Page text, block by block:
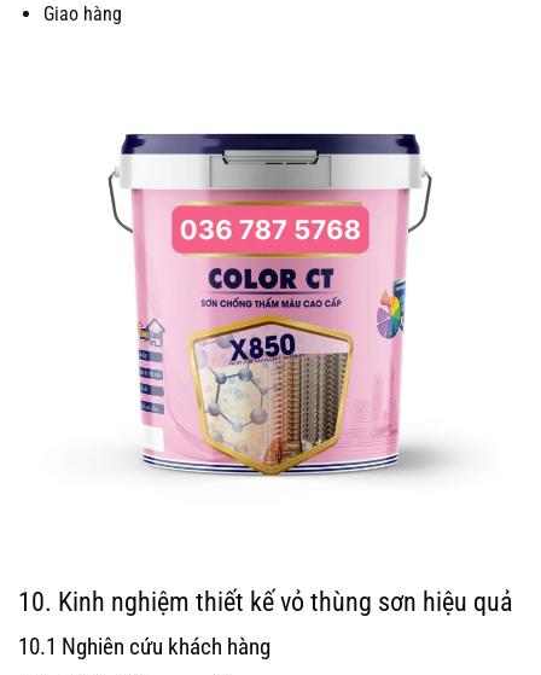
Giao hàng
10. Kinh nghiệm thiết kế vỏ thùng sơn hiệu quả
10.1 Nghiên cứu khách hàng